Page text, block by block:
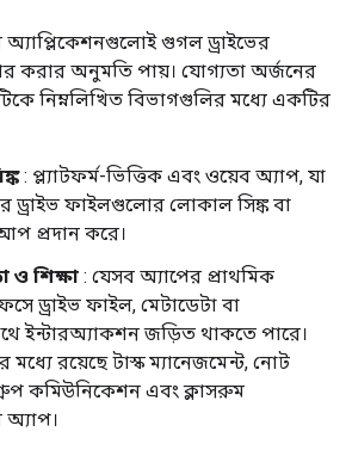
অ্যাপ্লিকেশনগুলোই গুগল ড্রাইভের
করার অনুমতি পায়। যোগ্যতা অর্জনের
নিম্নলিখিত বিভাগগুলির মধ্যে একটির
: প্ল্যাটফর্ম-ভিত্তিক এবং ওয়েব অ্যাপ, যা
ড্রাইভ ফাইলগুলোর লোকাল সিঙ্ক বা
প্রদান করে।
ও শিক্ষা : যেসব অ্যাপের প্রাথমিক
ড্রাইভ ফাইল, মেটাডেটা বা
ইন্টারঅ্যাকশন জড়িত থাকতে পারে।
রয়েছে টাস্ক ম্যানেজমেন্ট, নোট
কমিউনিকেশন এবং ক্লাসরুম